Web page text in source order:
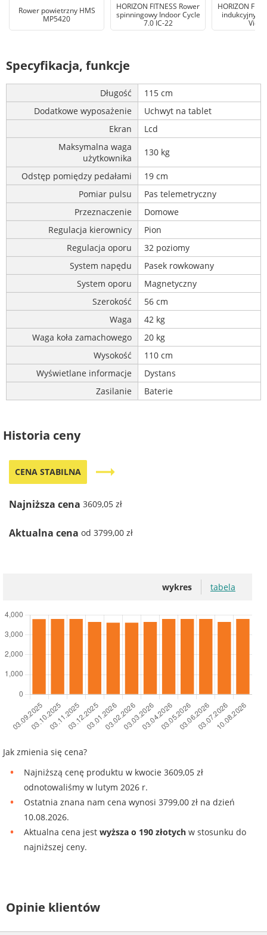
Rower powietrzny HMS
MP5420
HORIZON FITNESS Rower
spinningowy Indoor Cycle
7.0 IC-22
HORIZON
indukcyjny
Specyfikacja, funkcje
Długość
115 cm
Dodatkowe wyposażenie
Uchwyt na tablet
Ekran
Lcd
Maksymalna waga
użytkownika
130 kg
Odstęp pomiędzy pedałami
19 cm
Pomiar pulsu
Pas telemetryczny
Przeznaczenie
Domowe
Regulacja kierownicy
Pion
Regulacja oporu
32 poziomy
System napędu
Pasek rowkowany
System oporu
Magnetyczny
Szerokość
56 cm
Waga
42 kg
Waga koła zamachowego
20 kg
Wysokość
110 cm
Wyświetlane informacje
Dystans
Zasilanie
Baterie
Historia ceny
CENA STABILNA trending_flat
Najniższa cena 3609,05 zł
Aktualna cena od 3799,00 zł
wykres tabela
Jak zmienia się cena?
Najniższą cenę produktu w kwocie 3609,05 zł
odnotowaliśmy w lutym 2026 r.
Ostatnia znana nam cena wynosi 3799,00 zł na dzień
10.08.2026.
Aktualna cena jest wyższa o 190 złotych w stosunku do
najniższej ceny.
Opinie klientów